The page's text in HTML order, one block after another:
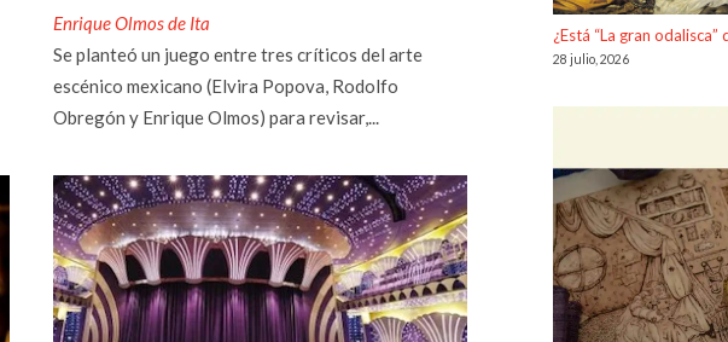
Enrique Olmos de Ita
Se planteó un juego entre tres críticos del arte
escénico mexicano (Elvira Popova, Rodolfo
Obregón y Enrique Olmos) para revisar,...
¿Está “La gran odalisca”
28 julio, 2026